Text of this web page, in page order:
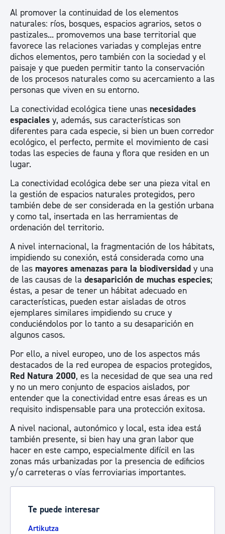
Al promover la continuidad de los elementos
naturales: ríos, bosques, espacios agrarios, setos o
pastizales... promovemos una base territorial que
favorece las relaciones variadas y complejas entre
dichos elementos, pero también con la sociedad y el
paisaje y que pueden permitir tanto la conservación
de los procesos naturales como su acercamiento a las
personas que viven en su entorno.
La conectividad ecológica tiene unas necesidades
espaciales y, además, sus características son
diferentes para cada especie, si bien un buen corredor
ecológico, el perfecto, permite el movimiento de casi
todas las especies de fauna y flora que residen en un
lugar.
La conectividad ecológica debe ser una pieza vital en
la gestión de espacios naturales protegidos, pero
también debe de ser considerada en la gestión urbana
y como tal, insertada en las herramientas de
ordenación del territorio.
A nivel internacional, la fragmentación de los hábitats,
impidiendo su conexión, está considerada como una
de las mayores amenazas para la biodiversidad y una
de las causas de la desaparición de muchas especies;
éstas, a pesar de tener un hábitat adecuado en
características, pueden estar aisladas de otros
ejemplares similares impidiendo su cruce y
conduciéndolos por lo tanto a su desaparición en
algunos casos.
Por ello, a nivel europeo, uno de los aspectos más
destacados de la red europea de espacios protegidos,
Red Natura 2000, es la necesidad de que sea una red
y no un mero conjunto de espacios aislados, por
entender que la conectividad entre esas áreas es un
requisito indispensable para una protección exitosa.
A nivel nacional, autonómico y local, esta idea está
también presente, si bien hay una gran labor que
hacer en este campo, especialmente difícil en las
zonas más urbanizadas por la presencia de edificios
y/o carreteras o vías ferroviarias importantes.
Te puede interesar
Artikutza